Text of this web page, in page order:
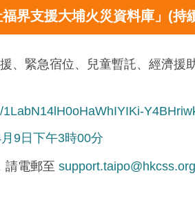
福界支援大埔火災資料庫」(持
、緊急宿位、兒童暫託、經濟
9日下午3時00分
請電郵至